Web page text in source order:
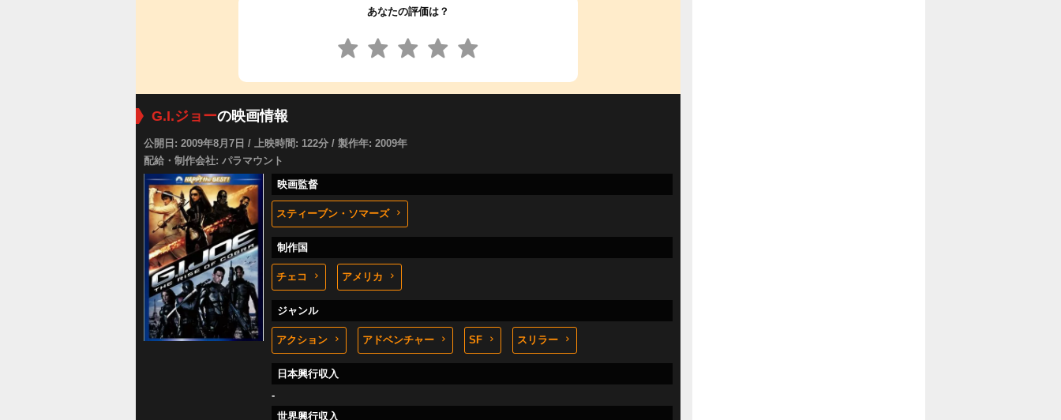
あなたの評価は？
G.I.ジョーの映画情報
公開日: 2009年8月7日 / 上映時間: 122分 / 製作年: 2009年
配給・制作会社: パラマウント
映画監督
スティーブン・ソマーズ
制作国
チェコ アメリカ
ジャンル
アクション アドベンチャー SF スリラー
日本興行収入
-
世界興行収入